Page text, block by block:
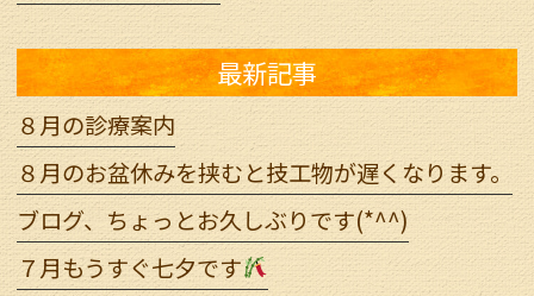
最新記事
８月の診療案内
８月のお盆休みを挟むと技工物が遅くなります。
ブログ、ちょっとお久しぶりです(*^^)
７月もうすぐ七夕です